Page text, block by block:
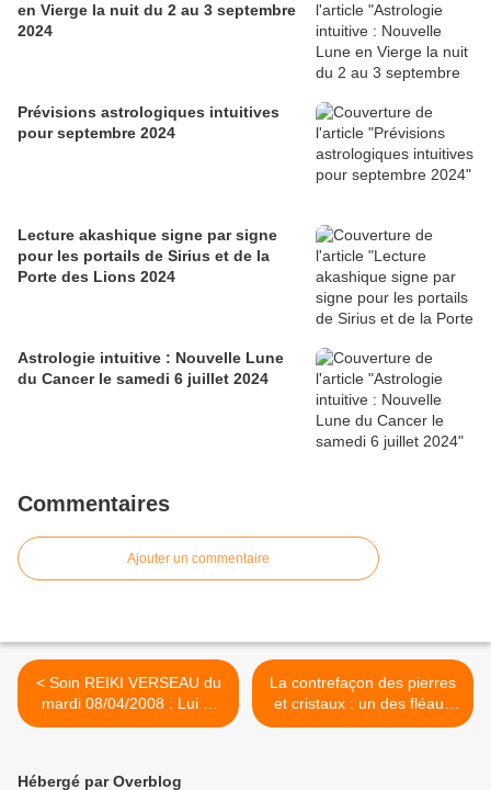
en Vierge la nuit du 2 au 3 septembre
2024
Prévisions astrologiques intuitives
pour septembre 2024
Lecture akashique signe par signe
pour les portails de Sirius et de la
Porte des Lions 2024
Astrologie intuitive : Nouvelle Lune
du Cancer le samedi 6 juillet 2024
Commentaires
Ajouter un commentaire
< Soin REIKI VERSEAU du
mardi 08/04/2008 : Lui et
son Double
La contrefaçon des pierres
et cristaux : un des fléaux
de la lithothérapie ! >
Hébergé par Overblog